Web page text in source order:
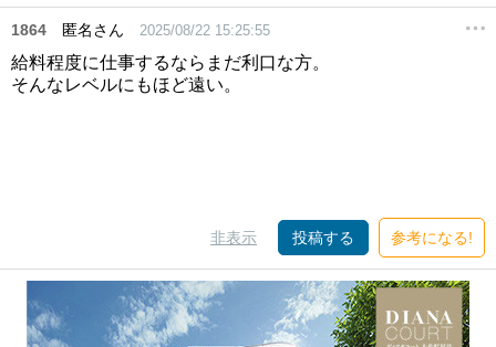
1864 匿名さん 2025/08/22 15:25:55
給料程度に仕事するならまだ利口な方。
そんなレベルにもほど遠い。
非表示 投稿する 参考になる!